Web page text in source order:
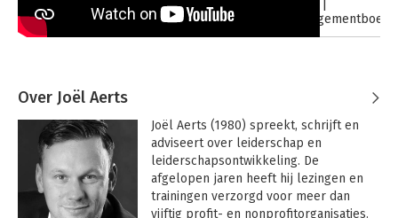
Over Joël Aerts
Joël Aerts (1980) spreekt, schrijft en
adviseert over leiderschap en
leiderschapsontwikkeling. De
afgelopen jaren heeft hij lezingen en
trainingen verzorgd voor meer dan
vijftig profit- en nonprofitorganisaties.